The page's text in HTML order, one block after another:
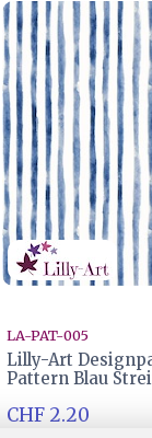
LA-PAT-005
Lilly-Art
Pattern Blau
CHF 2.20